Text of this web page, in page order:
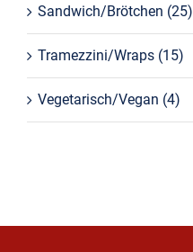
Sandwich/Brötchen (25)
Tramezzini/Wraps (15)
Vegetarisch/Vegan (4)